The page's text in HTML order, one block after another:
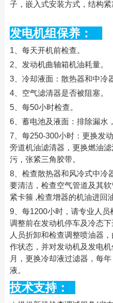
子，嵌入式安装方式，结构紧
发电机组保养：
1、每天开机前检查。
2、发动机曲轴箱机油耗量。
3、冷却液面：散热器和中冷
4、空气滤清器是否被阻塞。
5、每50小时检查。
6、蓄电池及液面：排除漏水
7、每250-300小时：更换发
旁道机油滤清器，更换燃油
污，张紧三角胶带。
8、检查散热器和风冷式中冷
要清洁，检查空气管道及其
紧卡箍 ,检查增器的机油进回
9、每1200小时，请专业人
调整前在发动机停车及冷态
人员折卸和检查调整喷油器
作状态，并对发动机及发电
月，更换冷却液过滤器，每
液。
技术支持：